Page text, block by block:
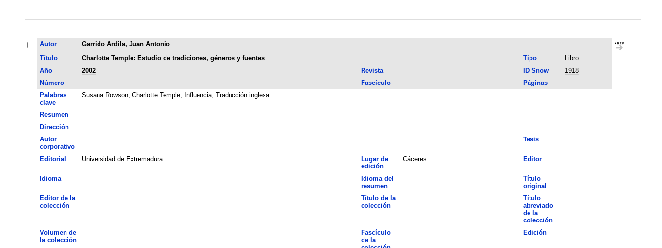
Autor
Garrido Ardila, Juan Antonio
Título
Charlotte Temple: Estudio de tradiciones, géneros y fuentes Tipo
Libro
Año
2002 Revista ID Snow
1918
Número
Fascículo
Páginas
Palabras
clave
Susana Rowson; Charlotte Temple; Influencia; Traducción inglesa
Resumen
Dirección
Autor
corporativo
Tesis
Editorial Universidad de Extremadura
Lugar de
edición
Cáceres Editor
Idioma
Idioma del
resumen
Título
original
Editor de la
colección
Título de la
colección
Título
abreviado
de la
colección
Volumen de
la colección
Fascículo
de la
Edición